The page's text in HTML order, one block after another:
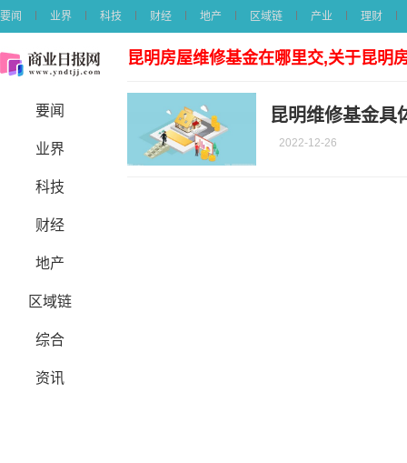
要闻 业界 科技 财经 地产 区域链 产业 理财
要闻
业界
科技
财经
地产
区域链
综合
资讯
昆明房屋维修基金在哪里交,关于昆明
昆明维修基金具
2022-12-26